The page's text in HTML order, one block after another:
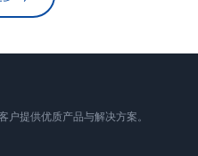
提供优质产品与解决方案。